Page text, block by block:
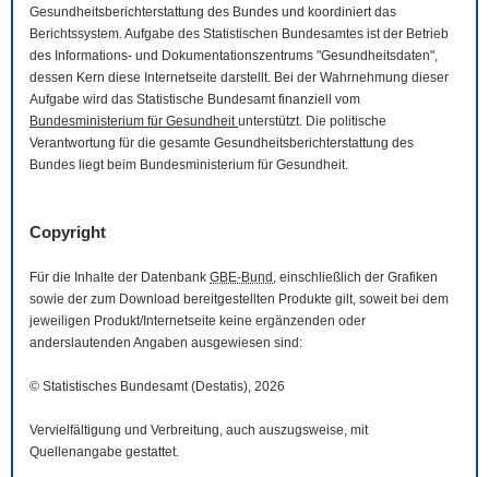
Gesundheitsberichterstattung des Bundes und koordiniert das
Berichtssystem. Aufgabe des Statistischen Bundesamtes ist der Betrieb
des Informations- und Dokumentationszentrums "Gesundheitsdaten",
dessen Kern diese Internetseite darstellt. Bei der Wahrnehmung dieser
Aufgabe wird das Statistische Bundesamt finanziell vom
Bundesministerium für Gesundheitunterstützt. Die politische
Verantwortung für die gesamte Gesundheitsberichterstattung des
Bundes liegt beim Bundesministerium für Gesundheit.
Copyright
Für die Inhalte der Datenbank GBE-Bund , einschließlich der Grafiken
sowie der zum Download bereitgestellten Produkte gilt, soweit bei dem
jeweiligen Produkt/Internetseite keine ergänzenden oder
anderslautenden Angaben ausgewiesen sind:
© Statistisches Bundesamt (Destatis), 2026
Vervielfältigung und Verbreitung, auch auszugsweise, mit
Quellenangabe gestattet.